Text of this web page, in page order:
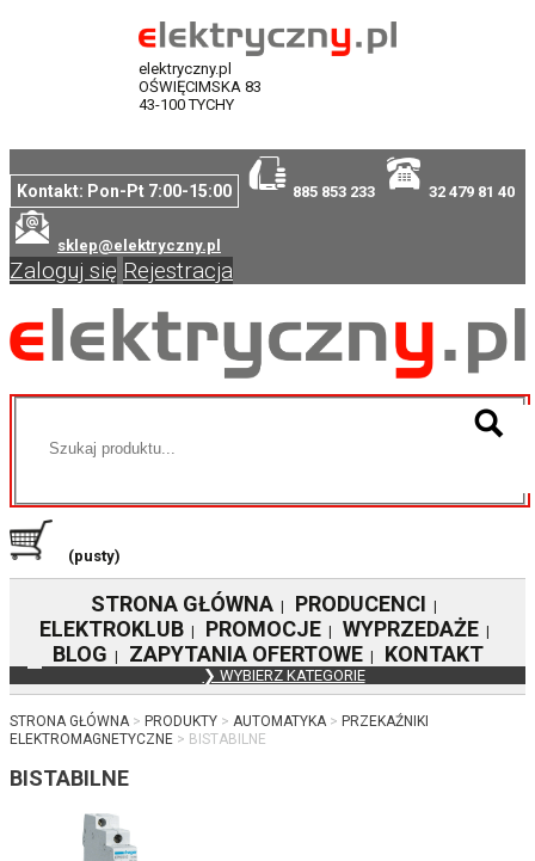
elektryczny.pl
OŚWIĘCIMSKA 83
43-100 TYCHY
Kontakt: Pon-Pt 7:00-15:00 885 853 233 32 479 81 40
sklep@elektryczny.pl
Zaloguj się Rejestracja
(pusty)
STRONA GŁÓWNA PRODUCENCI
ELEKTROKLUB| PROMOCJE| WYPRZEDAŻE|
BLOG ZAPYTANIA OFERTOWE| KONTAKT
❯ WYBIERZ KATEGORIE
STRONA GŁÓWNA PRODUKTY AUTOMATYKA
PRZEKAŹNIKI
ELEKTROMAGNETYCZNE
BISTABILNE
BISTABILNE